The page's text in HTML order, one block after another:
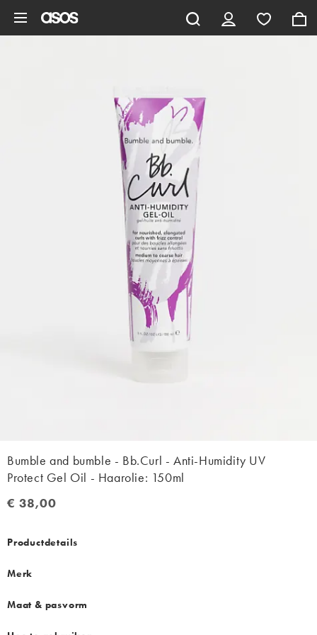
Bumble and bumble - Bb.Curl - Anti-Humidity UV
Protect Gel Oil - Haarolie: 150ml
€ 38,00
€ 38,00
Productdetails
Merk
Maat & pasvorm